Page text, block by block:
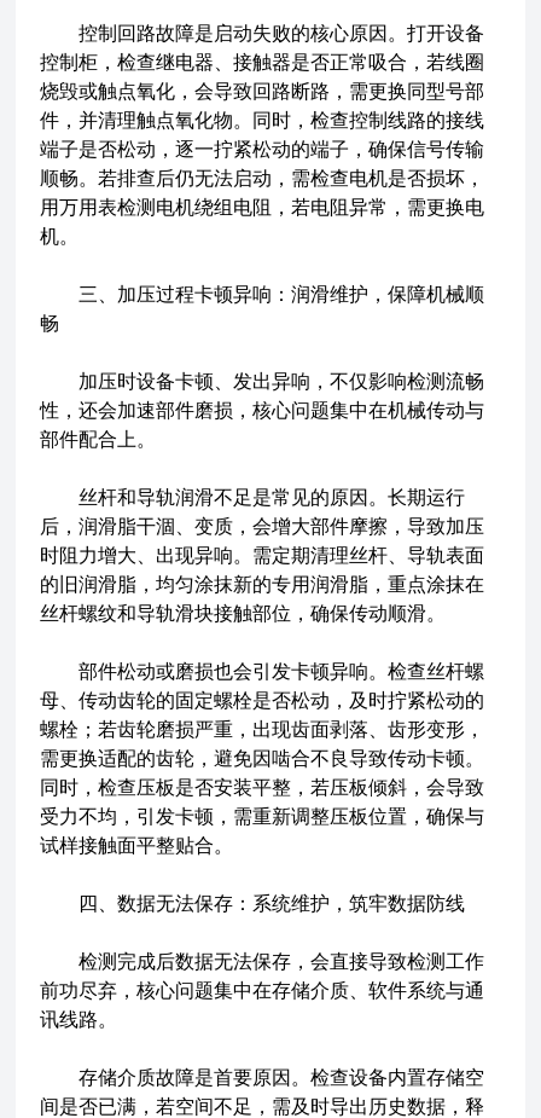
控制回路故障是启动失败的核心原因。打开设备
控制柜，检查继电器、接触器是否正常吸合，若线圈
烧毁或触点氧化，会导致回路断路，需更换同型号部
件，并清理触点氧化物。同时，检查控制线路的接线
端子是否松动，逐一拧紧松动的端子，确保信号传输
顺畅。若排查后仍无法启动，需检查电机是否损坏，
用万用表检测电机绕组电阻，若电阻异常，需更换电
机。
三、加压过程卡顿异响：润滑维护，保障机械顺
畅
加压时设备卡顿、发出异响，不仅影响检测流畅
性，还会加速部件磨损，核心问题集中在机械传动与
部件配合上。
丝杆和导轨润滑不足是常见的原因。长期运行
后，润滑脂干涸、变质，会增大部件摩擦，导致加压
时阻力增大、出现异响。需定期清理丝杆、导轨表面
的旧润滑脂，均匀涂抹新的专用润滑脂，重点涂抹在
丝杆螺纹和导轨滑块接触部位，确保传动顺滑。
部件松动或磨损也会引发卡顿异响。检查丝杆螺
母、传动齿轮的固定螺栓是否松动，及时拧紧松动的
螺栓；若齿轮磨损严重，出现齿面剥落、齿形变形，
需更换适配的齿轮，避免因啮合不良导致传动卡顿。
同时，检查压板是否安装平整，若压板倾斜，会导致
受力不均，引发卡顿，需重新调整压板位置，确保与
试样接触面平整贴合。
四、数据无法保存：系统维护，筑牢数据防线
检测完成后数据无法保存，会直接导致检测工作
前功尽弃，核心问题集中在存储介质、软件系统与通
讯线路。
存储介质故障是首要原因。检查设备内置存储空
间是否已满，若空间不足，需及时导出历史数据，释